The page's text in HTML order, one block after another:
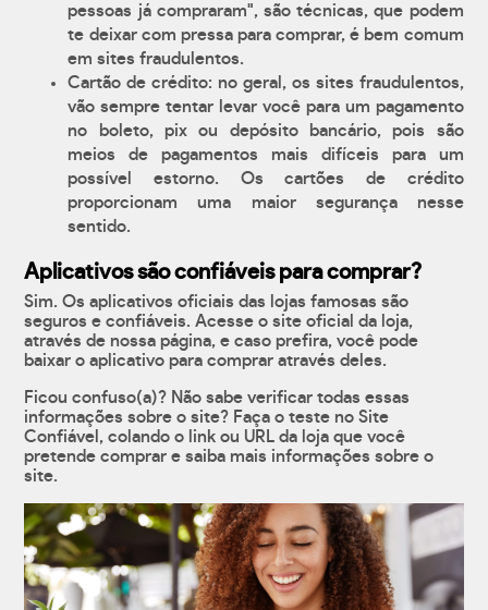
pessoas já compraram", são técnicas, que podem
te deixar com pressa para comprar, é bem comum
em sites fraudulentos.
Cartão de crédito: no geral, os sites fraudulentos,
vão sempre tentar levar você para um pagamento
no boleto, pix ou depósito bancário, pois são
meios de pagamentos mais difíceis para um
possível estorno. Os cartões de crédito
proporcionam uma maior segurança nesse
sentido.
Aplicativos são confiáveis para comprar?
Sim. Os aplicativos oficiais das lojas famosas são
seguros e confiáveis. Acesse o site oficial da loja,
através de nossa página, e caso prefira, você pode
baixar o aplicativo para comprar através deles.
Ficou confuso(a)? Não sabe verificar todas essas
informações sobre o site? Faça o teste no Site
Confiável, colando o link ou URL da loja que você
pretende comprar e saiba mais informações sobre o
site.